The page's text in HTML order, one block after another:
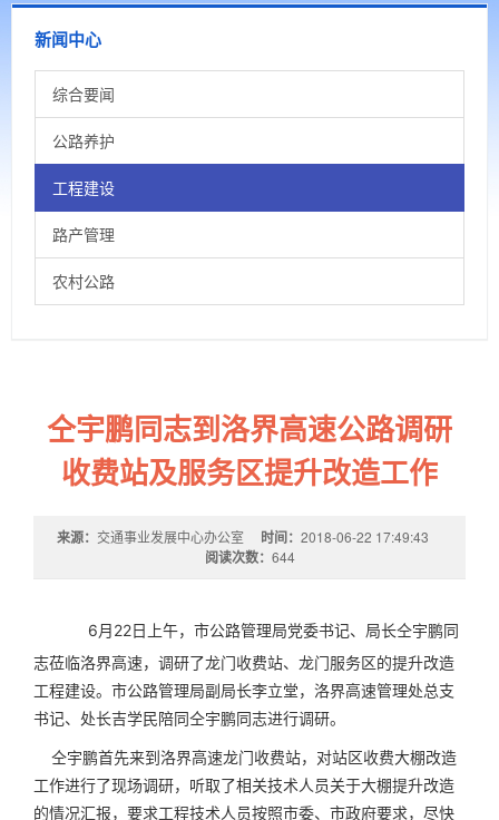
新闻中心
综合要闻
公路养护
工程建设
路产管理
农村公路
仝宇鹏同志到洛界高速公路调研
收费站及服务区提升改造工作
来源： 交通事业发展中心办公室 时间： 2018-06-22 17:49:43
阅读次数： 644
6月22日上午，市公路管理局党委书记、局长仝宇鹏同
志莅临洛界高速，调研了龙门收费站、龙门服务区的提升改造
工程建设。市公路管理局副局长李立堂，洛界高速管理处总支
书记、处长吉学民陪同仝宇鹏同志进行调研。
仝宇鹏首先来到洛界高速龙门收费站，对站区收费大棚改造
工作进行了现场调研，听取了相关技术人员关于大棚提升改造
的情况汇报，要求工程技术人员按照市委、市政府要求，尽快